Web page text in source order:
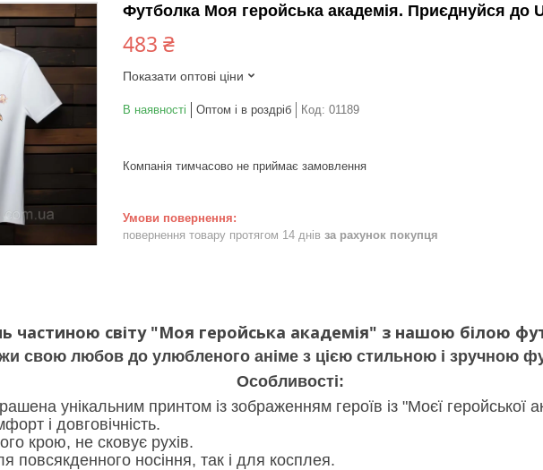
Футболка Моя геройська академія. Приєднуйся до
483 ₴
Показати оптові ціни
В наявності Оптом і в роздріб Код: 01189
Компанія тимчасово не приймає замовлення
повернення товару протягом 14 днів за рахунок покупця
частиною світу "Моя геройська академія" з нашою білою
свою любов до улюбленого аніме з цією стильною і зручною
Особливості:
унікальним принтом із зображенням героїв із "Моєї геройської
і довговічність.
крою, не сковує рухів.
повсякденного носіння, так і для косплея.